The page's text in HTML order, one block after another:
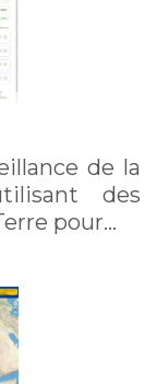
de la
des
pour…